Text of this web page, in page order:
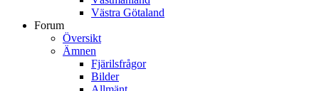
Västra Götaland
Forum
Översikt
Ämnen
Fjärilsfrågor
Bilder